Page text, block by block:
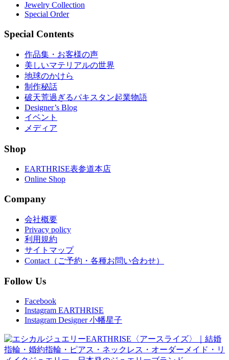
Jewelry Collection
Special Order
Special Contents
作品集・お客様の声
美しいマテリアルの世界
地球のかけら
制作秘話
破天荒過ぎるパキスタン起業物語
Designer’s Blog
イベント
メディア
Shop
EARTHRISE表参道本店
Online Shop
Company
会社概要
Privacy policy
利用規約
サイトマップ
Contact（ご予約・各種お問い合わせ）
Follow Us
Facebook
Instagram EARTHRISE
Instagram Designer 小幡星子